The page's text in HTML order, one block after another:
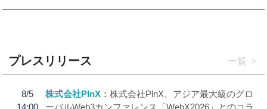
プレスリリース 一覧
8/5
14:00
株式会社PlnX
株式会社PlnX、アジア最大級のグロ
ーバルWeb3カンファレンス「WebX2026」とのコラ